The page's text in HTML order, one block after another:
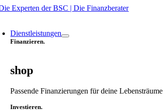
Zum
Dienstleistungen
Finanzieren.
shop
Passende Finanzierungen für deine Lebensträume
Investieren.